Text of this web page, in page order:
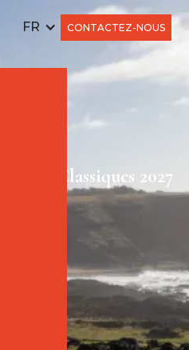
FR CONTACTEZ-NOUS
Classiques 2027